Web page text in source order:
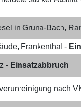
in Gruna-Bach,
Frankenthal -
- Einsatzabbruch
nach